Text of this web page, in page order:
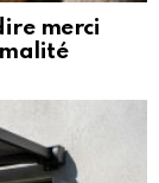
merci